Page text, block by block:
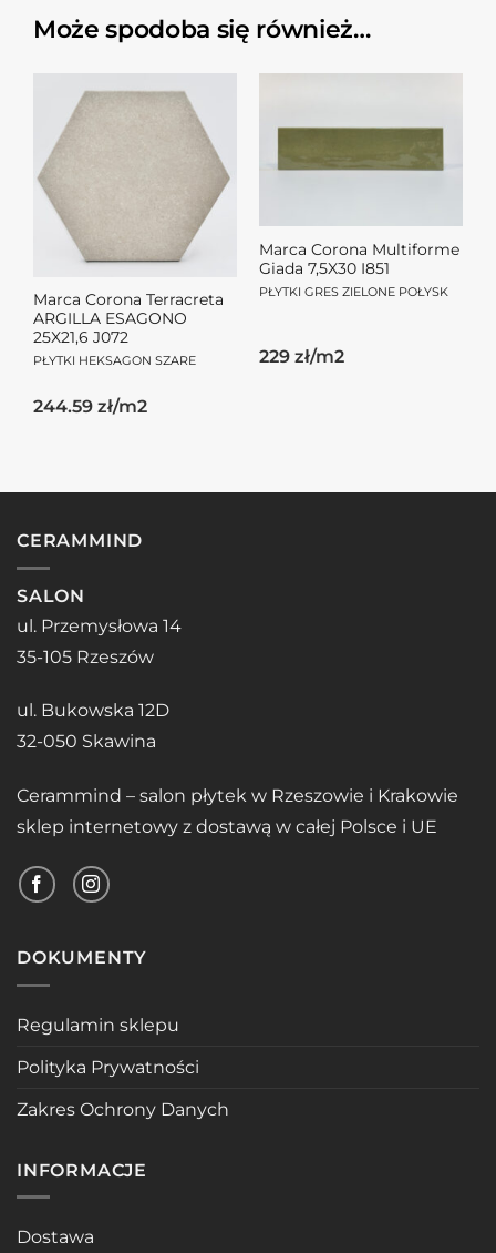
Może spodoba się również…
Marca Corona Terracreta
ARGILLA ESAGONO
25X21,6 J072
PŁYTKI HEKSAGON SZARE
244.59 zł/m2
Marca Corona Multiforme
Giada 7,5X30 I851
PŁYTKI GRES ZIELONE POŁYSK
229 zł/m2
CERAMMIND
SALON
ul. Przemysłowa 14
35-105 Rzeszów
ul. Bukowska 12D
32-050 Skawina
Cerammind – salon płytek w Rzeszowie i Krakowie
sklep internetowy z dostawą w całej Polsce i UE
DOKUMENTY
Regulamin sklepu
Polityka Prywatności
Zakres Ochrony Danych
INFORMACJE
Dostawa